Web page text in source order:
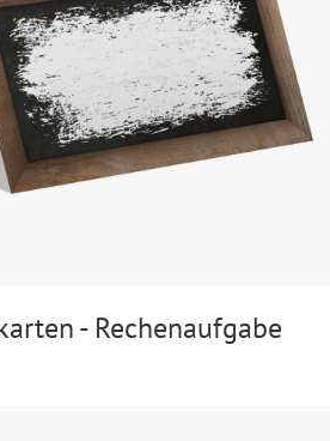
- Rechenaufgabe